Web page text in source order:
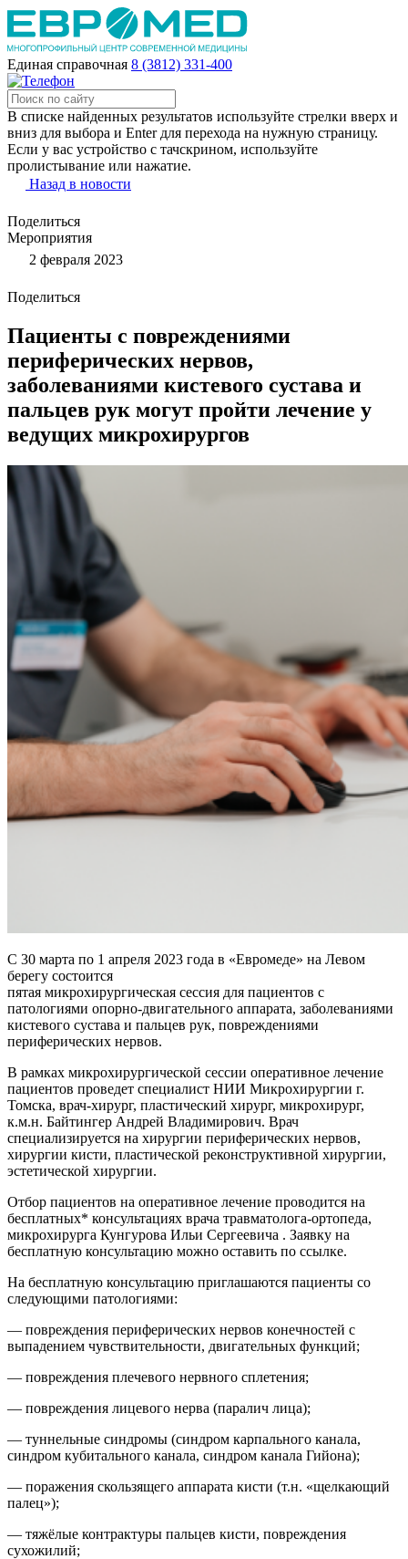
Единая справочная 8 (3812) 331-400
В списке найденных результатов используйте стрелки вверх и
вниз для выбора и Enter для перехода на нужную страницу.
Если у вас устройство с тачскрином, используйте
пролистывание или нажатие.
Назад в новости
Поделиться
Мероприятия
2 февраля 2023
Поделиться
Пациенты с повреждениями
периферических нервов,
заболеваниями кистевого сустава и
пальцев рук могут пройти лечение у
ведущих микрохирургов
С 30 марта по 1 апреля 2023 года в «Евромеде» на Левом
берегу состоится
пятая микрохирургическая сессия для пациентов с
патологиями опорно-двигательного аппарата, заболеваниями
кистевого сустава и пальцев рук, повреждениями
периферических нервов.
В рамках микрохирургической сессии оперативное лечение
пациентов проведет специалист НИИ Микрохирургии г.
Томска, врач-хирург, пластический хирург, микрохирург,
к.м.н. Байтингер Андрей Владимирович. Врач
специализируется на хирургии периферических нервов,
хирургии кисти, пластической реконструктивной хирургии,
эстетической хирургии.
Отбор пациентов на оперативное лечение проводится на
бесплатных* консультациях врача травматолога-ортопеда,
микрохирурга Кунгурова Ильи Сергеевича . Заявку на
бесплатную консультацию можно оставить по ссылке.
На бесплатную консультацию приглашаются пациенты со
следующими патологиями:
— повреждения периферических нервов конечностей с
выпадением чувствительности, двигательных функций;
— повреждения плечевого нервного сплетения;
— повреждения лицевого нерва (паралич лица);
— туннельные синдромы (синдром карпального канала,
синдром кубитального канала, синдром канала Гийона);
— поражения скользящего аппарата кисти (т.н. «щелкающий
палец»);
— тяжёлые контрактуры пальцев кисти, повреждения
сухожилий;